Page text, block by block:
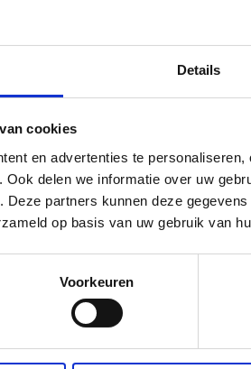
Details
cookies
en advertenties te
delen we informatie over uw
Deze partners kunnen deze
op basis van uw gebruik van
Voorkeuren
Wir nehmen uns die Zeit, alle
schönen Design umzusetzen
professionalisiert. Blättern
Sie erreichen können.